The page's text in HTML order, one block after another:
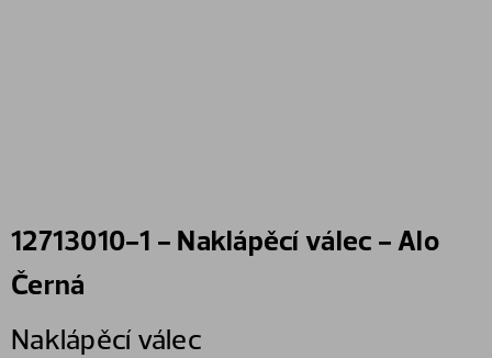
12713010-1 - Naklápěcí válec - Alo
Černá
Naklápěcí válec